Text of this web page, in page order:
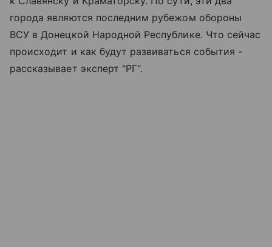
города являются последним рубежом обороны
ВСУ в Донецкой Народной Республике. Что сейчас
происходит и как будут развиваться события -
рассказывает эксперт "РГ".